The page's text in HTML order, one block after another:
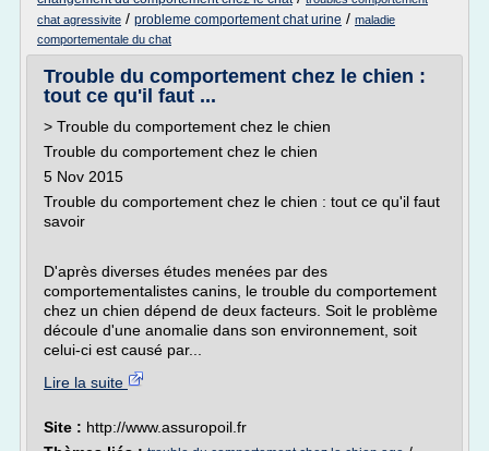
chat agressivite / probleme comportement chat urine / maladie
comportementale du chat
Trouble du comportement chez le chien :
tout ce qu'il faut ...
> Trouble du comportement chez le chien
Trouble du comportement chez le chien
5 Nov 2015
Trouble du comportement chez le chien : tout ce qu'il faut
savoir
D'après diverses études menées par des
comportementalistes canins, le trouble du comportement
chez un chien dépend de deux facteurs. Soit le problème
découle d'une anomalie dans son environnement, soit
celui-ci est causé par...
Lire la suite
Site : http://www.assuropoil.fr